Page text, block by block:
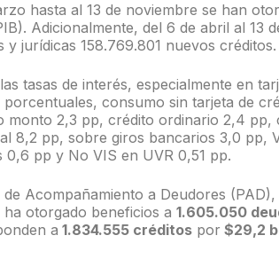
hasta al 13 de noviembre se han
Adicionalmente, del 6 de abril al 13
y jurídicas 158.769.801 nuevos créditos.
tasas de interés, especialmente en
consumo sin tarjeta de
monto 2,3 pp, crédito ordinario 2,4
8,2 pp, sobre giros bancarios 3,0 pp,
0,6 pp y No VIS en UVR 0,51 pp.
Acompañamiento a Deudores
otorgado beneficios a 1.605.050
a 1.834.555 créditos por $29,2